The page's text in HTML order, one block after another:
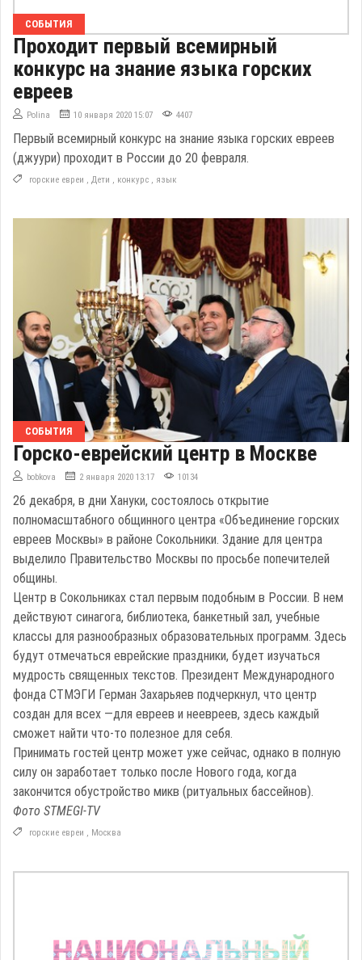
СОБЫТИЯ
Проходит первый всемирный
конкурс на знание языка горских
евреев
Polina 10 января 2020 15:07 4407
Первый всемирный конкурс на знание языка горских евреев
(джуури) проходит в России до 20 февраля.
горские евреи , Дети , конкурс , язык
СОБЫТИЯ
Горско-еврейский центр в Москве
bobkova 2 января 2020 13:17 10134
26 декабря, в дни Хануки, состоялось открытие
полномасштабного общинного центра «Объединение горских
евреев Москвы» в районе Сокольники. Здание для центра
выделило Правительство Москвы по просьбе попечителей
общины.
Центр в Сокольниках стал первым подобным в России. В нем
действуют синагога, библиотека, банкетный зал, учебные
классы для разнообразных образовательных программ. Здесь
будут отмечаться еврейские праздники, будет изучаться
мудрость священных текстов. Президент Международного
фонда СТМЭГИ Герман Захарьяев подчеркнул, что центр
создан для всех —для евреев и неевреев, здесь каждый
сможет найти что-то полезное для себя.
Принимать гостей центр может уже сейчас, однако в полную
силу он заработает только после Нового года, когда
закончится обустройство микв (ритуальных бассейнов).
Фото STMEGI-TV
горские евреи , Москва